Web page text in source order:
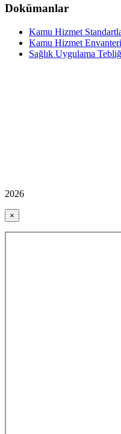
Dokümanlar
Kamu Hizmet
Kamu Hizmet Envanteri
Sağlık Uygulama
2026
×